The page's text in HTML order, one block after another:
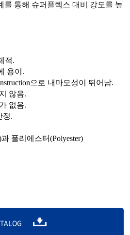
를 통해 슈퍼플렉스 대비 강도를 높
적.
용이.
으로 내마모성이 뛰어남.
않음.
없음.
정.
폴리에스터(Polyester)